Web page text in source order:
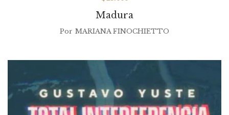
Madura
Por MARIANA FINOCHIETTO